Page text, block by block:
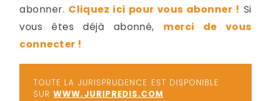
abonner. Cliquez ici pour vous abonner ! Si
vous êtes déjà abonné, merci de vous
connecter !
TOUTE LA JURISPRUDENCE EST DISPONIBLE
SURWWW.JURIPREDIS.COM